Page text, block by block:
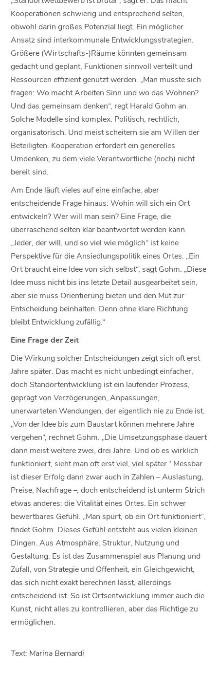
Kooperationen schwierig und entsprechend selten,
obwohl darin großes Potenzial liegt. Ein möglicher
Ansatz sind interkommunale Entwicklungsstrategien.
Größere (Wirtschafts-)Räume könnten gemeinsam
gedacht und geplant, Funktionen sinnvoll verteilt und
Ressourcen effizient genutzt werden. „Man müsste sich
fragen: Wo macht Arbeiten Sinn und wo das Wohnen?
Und das gemeinsam denken“, regt Harald Gohm an.
Solche Modelle sind komplex. Politisch, rechtlich,
organisatorisch. Und meist scheitern sie am Willen der
Beteiligten. Kooperation erfordert ein generelles
Umdenken, zu dem viele Verantwortliche (noch) nicht
bereit sind.
Am Ende läuft vieles auf eine einfache, aber
entscheidende Frage hinaus: Wohin will sich ein Ort
entwickeln? Wer will man sein? Eine Frage, die
überraschend selten klar beantwortet werden kann.
„Jeder, der will, und so viel wie möglich“ ist keine
Perspektive für die Ansiedlungspolitik eines Ortes. „Ein
Ort braucht eine Idee von sich selbst“, sagt Gohm. „Diese
Idee muss nicht bis ins letzte Detail ausgearbeitet sein,
aber sie muss Orientierung bieten und den Mut zur
Entscheidung beinhalten. Denn ohne klare Richtung
bleibt Entwicklung zufällig.“
Eine Frage der Zeit
Die Wirkung solcher Entscheidungen zeigt sich oft erst
Jahre später. Das macht es nicht unbedingt einfacher,
doch Standortentwicklung ist ein laufender Prozess,
geprägt von Verzögerungen, Anpassungen,
unerwarteten Wendungen, der eigentlich nie zu Ende ist.
„Von der Idee bis zum Baustart können mehrere Jahre
vergehen“, rechnet Gohm. „Die Umsetzungsphase dauert
dann meist weitere zwei, drei Jahre. Und ob es wirklich
funktioniert, sieht man oft erst viel, viel später.“ Messbar
ist dieser Erfolg dann zwar auch in Zahlen – Auslastung,
Preise, Nachfrage –, doch entscheidend ist unterm Strich
etwas anderes: die Vitalität eines Ortes. Ein schwer
bewertbares Gefühl. „Man spürt, ob ein Ort funktioniert“,
findet Gohm. Dieses Gefühl entsteht aus vielen kleinen
Dingen. Aus Atmosphäre, Struktur, Nutzung und
Gestaltung. Es ist das Zusammenspiel aus Planung und
Zufall, von Strategie und Offenheit, ein Gleichgewicht,
das sich nicht exakt berechnen lässt, allerdings
entscheidend ist. So ist Ortsentwicklung immer auch die
Kunst, nicht alles zu kontrollieren, aber das Richtige zu
ermöglichen.
Text: Marina Bernardi